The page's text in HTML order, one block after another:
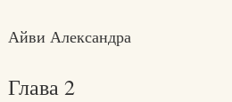
Айви Александра
Глава 2